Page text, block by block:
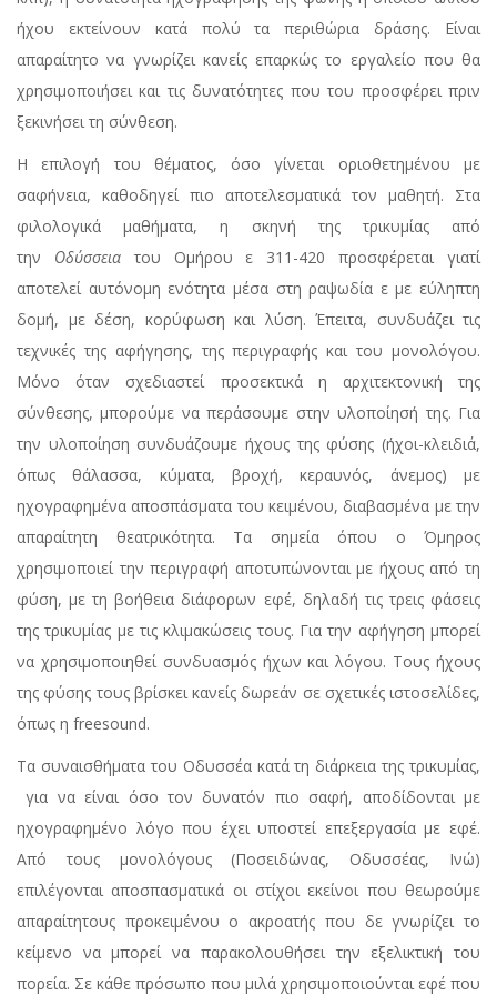
ήχου εκτείνουν κατά πολύ τα περιθώρια δράσης. Είναι
απαραίτητο να γνωρίζει κανείς επαρκώς το εργαλείο που θα
χρησιμοποιήσει και τις δυνατότητες που του προσφέρει πριν
ξεκινήσει τη σύνθεση.
Η επιλογή του θέματος, όσο γίνεται οριοθετημένου με
σαφήνεια, καθοδηγεί πιο αποτελεσματικά τον μαθητή. Στα
φιλολογικά μαθήματα, η σκηνή της τρικυμίας από
την Οδύσσειατου Ομήρου ε 311-420 προσφέρεται γιατί
αποτελεί αυτόνομη ενότητα μέσα στη ραψωδία ε με εύληπτη
δομή, με δέση, κορύφωση και λύση. Έπειτα, συνδυάζει τις
τεχνικές της αφήγησης, της περιγραφής και του μονολόγου.
Μόνο όταν σχεδιαστεί προσεκτικά η αρχιτεκτονική της
σύνθεσης, μπορούμε να περάσουμε στην υλοποίησή της. Για
την υλοποίηση συνδυάζουμε ήχους της φύσης (ήχοι-κλειδιά,
όπως θάλασσα, κύματα, βροχή, κεραυνός, άνεμος) με
ηχογραφημένα αποσπάσματα του κειμένου, διαβασμένα με την
απαραίτητη θεατρικότητα. Τα σημεία όπου ο Όμηρος
χρησιμοποιεί την περιγραφή αποτυπώνονται με ήχους από τη
φύση, με τη βοήθεια διάφορων εφέ, δηλαδή τις τρεις φάσεις
της τρικυμίας με τις κλιμακώσεις τους. Για την αφήγηση μπορεί
να χρησιμοποιηθεί συνδυασμός ήχων και λόγου. Τους ήχους
της φύσης τους βρίσκει κανείς δωρεάν σε σχετικές ιστοσελίδες,
όπως η freesound.
Τα συναισθήματα του Οδυσσέα κατά τη διάρκεια της τρικυμίας,
για να είναι όσο τον δυνατόν πιο σαφή, αποδίδονται με
ηχογραφημένο λόγο που έχει υποστεί επεξεργασία με εφέ.
Από τους μονολόγους (Ποσειδώνας, Οδυσσέας, Ινώ)
επιλέγονται αποσπασματικά οι στίχοι εκείνοι που θεωρούμε
απαραίτητους προκειμένου ο ακροατής που δε γνωρίζει το
κείμενο να μπορεί να παρακολουθήσει την εξελικτική του
πορεία. Σε κάθε πρόσωπο που μιλά χρησιμοποιούνται εφέ που